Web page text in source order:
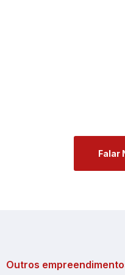
Falar
Outros